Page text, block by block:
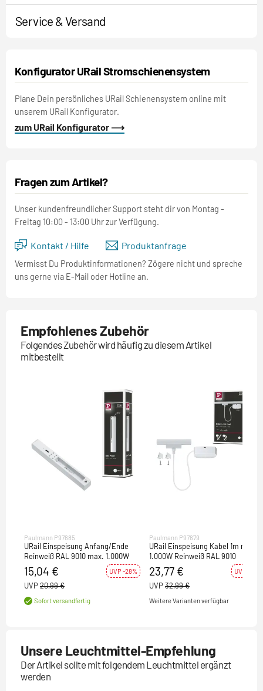
Service & Versand
Konfigurator URail Stromschienensystem
Plane Dein persönliches URail Schienensystem online mit
unserem URail Konfigurator.
zum URail Konfigurator ⟶
Fragen zum Artikel?
Unser kundenfreundlicher Support steht dir von Montag -
Freitag 10:00 - 13:00 Uhr zur Verfügung.
Kontakt / Hilfe Produktanfrage
Vermisst Du Produktinformationen? Zögere nicht und spreche
uns gerne via E-Mail oder Hotline an.
Empfohlenes Zubehör
Folgendes Zubehör wird häufig zu diesem Artikel
mitbestellt
Paulmann P97685
URail Einspeisung Anfang/Ende
Reinweiß RAL 9010 max. 1.000W
15,04 € UVP -28%
UVP 20,99 €
Sofort versandfertig
Paulmann P97679
URail Einspeisung Kabel 1m max.
1.000W Reinweiß RAL 9010
23,77 € UVP -28%
UVP 32,99 €
Weitere Varianten verfügbar
Unsere Leuchtmittel-Empfehlung
Der Artikel sollte mit folgendem Leuchtmittel ergänzt
werden